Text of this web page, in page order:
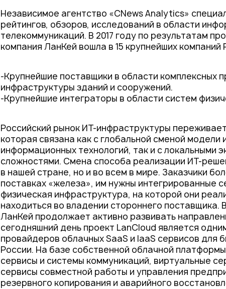
Независимое агентство «CNews Analytics»
рейтингов, обзоров, исследований в области
телекоммуникаций. В 2017 году по результатам
компания ЛанКей вошла в 15 крупнейших компаний
-Крупнейшие поставщики в области комплексных
инфраструктуры зданий и сооружений.
-Крупнейшие интеграторы в области систем
Российский рынок ИТ-инфраструктуры
которая связана как с глобальной сменой модели
информационных технологий, так и с локальными
сложностями. Смена способа реализации ИТ-
в нашей стране, но и во всем в мире. Заказчики
поставках «железа», им нужны интегрированные
физическая инфраструктура, на которой они
находиться во владении стороннего поставщика.
ЛанКей продолжает активно развивать
сегодняшний день проект LanCloud является
провайдеров облачных SaaS и IaaS сервисов для
России. На базе собственной облачной
сервисы и системы коммуникаций, виртуальные
сервисы совместной работы и управления
резервного копирования и аварийного